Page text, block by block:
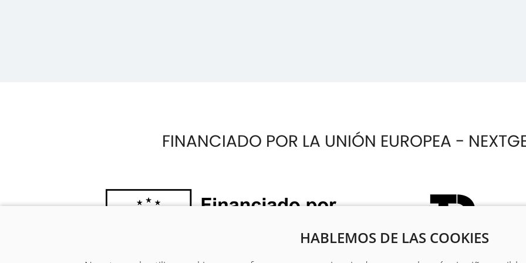
HABLEMOS DE LAS COOKIES
FINANCIADO POR LA UNIÓN EUROPEA -